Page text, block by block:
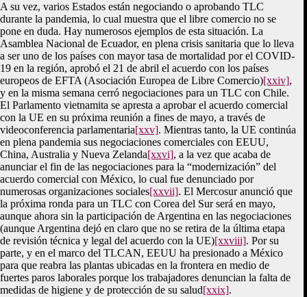
A su vez, varios Estados están negociando o aprobando TLC
durante la pandemia, lo cual muestra que el libre comercio no se
pone en duda. Hay numerosos ejemplos de esta situación. La
Asamblea Nacional de Ecuador, en plena crisis sanitaria que lo lleva
a ser uno de los países con mayor tasa de mortalidad por el COVID-
19 en la región, aprobó el 21 de abril el acuerdo con los países
europeos de EFTA (Asociación Europea de Libre Comercio)[xxiv],
y en la misma semana cerró negociaciones para un TLC con Chile.
El Parlamento vietnamita se apresta a aprobar el acuerdo comercial
con la UE en su próxima reunión a fines de mayo, a través de
videoconferencia parlamentaria[xxv]. Mientras tanto, la UE continúa
en plena pandemia sus negociaciones comerciales con EEUU,
China, Australia y Nueva Zelanda[xxvi], a la vez que acaba de
anunciar el fin de las negociaciones para la “modernización” del
acuerdo comercial con México, lo cual fue denunciado por
numerosas organizaciones sociales[xxvii]. El Mercosur anunció que
la próxima ronda para un TLC con Corea del Sur será en mayo,
aunque ahora sin la participación de Argentina en las negociaciones
(aunque Argentina dejó en claro que no se retira de la última etapa
de revisión técnica y legal del acuerdo con la UE)[xxviii]. Por su
parte, y en el marco del TLCAN, EEUU ha presionado a México
para que reabra las plantas ubicadas en la frontera en medio de
fuertes paros laborales porque los trabajadores denuncian la falta de
medidas de higiene y de protección de su salud[xxix].